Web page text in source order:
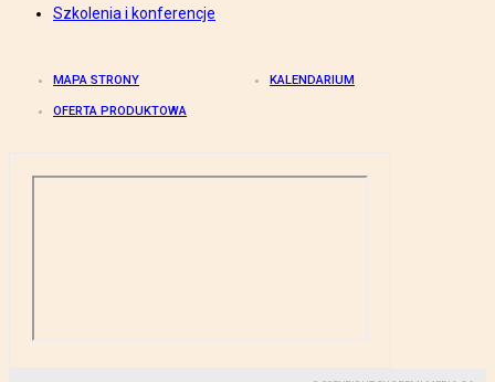
Szkolenia i konferencje
MAPA STRONY KALENDARIUM
OFERTA PRODUKTOWA